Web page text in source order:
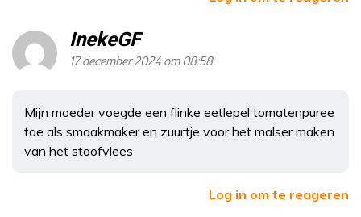
InekeGF
17 december 2024 om 08:58
Mijn moeder voegde een flinke eetlepel tomatenpuree
toe als smaakmaker en zuurtje voor het malser maken
van het stoofvlees
Log in om te reageren